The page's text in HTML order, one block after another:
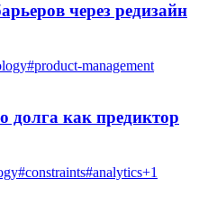
через редизайн
#product-management
долга как предиктор
#constraints#analytics+1